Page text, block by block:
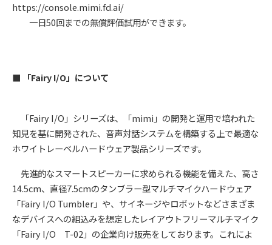
https://console.mimi.fd.ai/
一日50回までの無償評価試用ができます。
■ 「Fairy I/O」について
「Fairy I/O」シリーズは、「mimi」の開発と運用で培われた
知見を基に開発された、音声対話システムを構築する上で最適な
ホワイトレーベルハードウェア製品シリーズです。
先進的なスマートスピーカーに求められる機能を備えた、高さ
14.5cm、直径7.5cmのタンブラー型マルチマイクハードウェア
「Fairy I/O Tumbler」や、サイネージやロボットなどさまざま
なデバイスへの組込みを想定したレイアウトフリーマルチマイク
「Fairy I/O T-02」の企業向け販売をしております。これによ